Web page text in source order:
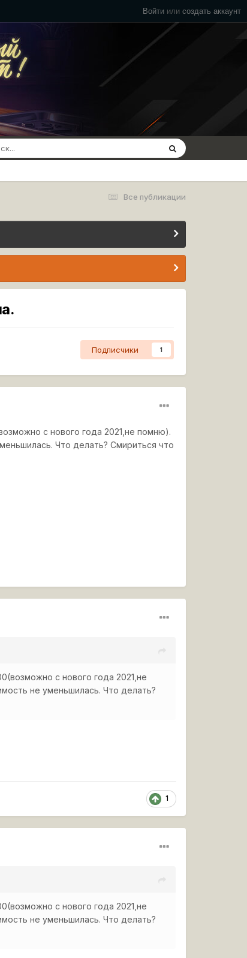
Войти или создать аккаунт
Все публикации
Подписчики 1
с нового года 2021,не помню).
Что делать? Смириться что
с нового года 2021,не
не уменьшилась. Что делать?
1
с нового года 2021,не
не уменьшилась. Что делать?